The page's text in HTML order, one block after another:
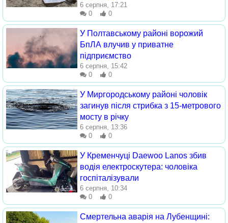
6 серпня, 17:21
0
0
У Полтавському районі ворожий
БпЛА влучив у приватне
підприємство
6 серпня, 15:42
0
0
У Миргородському районі чоловік
загинув після стрибка з 15-метрового
мосту в річку
6 серпня, 13:36
0
0
У Кременчуці Daewoo Lanos збив
водія електроскутера: чоловіка
госпіталізували
6 серпня, 10:34
0
0
Смертельна аварія на Лубенщині: